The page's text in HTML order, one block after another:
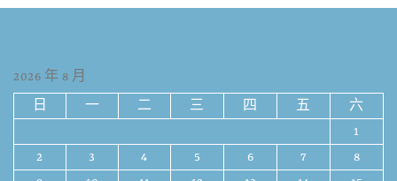
2026 年 8 月
日 一 二 三 四 五
六
1
2
3 4 5 6 7
8